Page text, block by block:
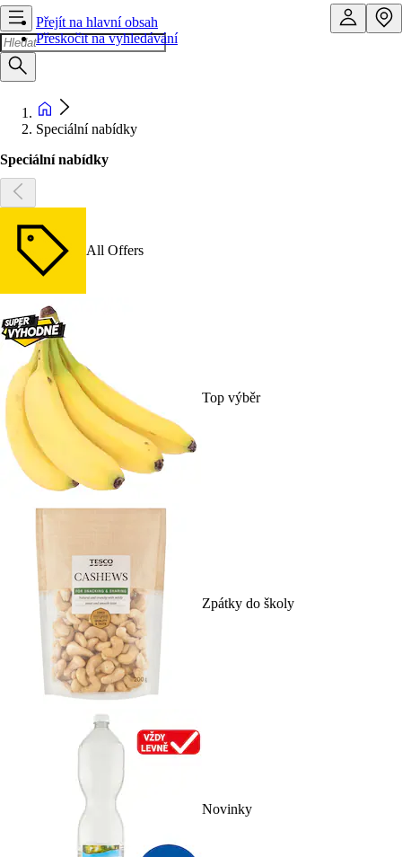
Přejít na hlavní obsah
Přeskočit na vyhledávání
Speciální nabídky
Speciální nabídky
All Offers
Top výběr
Zpátky do školy
Novinky